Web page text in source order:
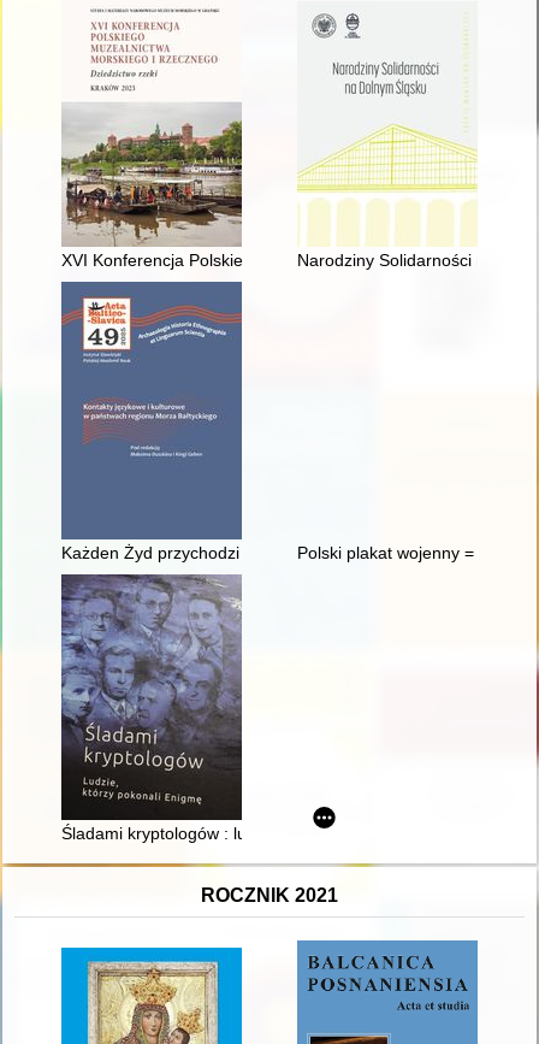
XVI Konferencja Polskiego Muzealnictwa Morskiego i
Narodziny Solidarności na
Każden Żyd przychodzi już na świat łajdakiem" : o kwestii
Polski plakat wojenny = Polish
Śladami kryptologów : ludzie, którzy pokonali Enigmę
ROCZNIK 2021